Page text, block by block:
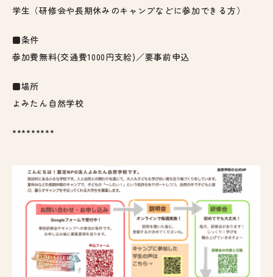
学生（研修会や長期休みのキャンプなどに参加できる方）
■条件
参加費無料(交通費1000円支給)／要事前申込
■場所
よみたん自然学校
*********